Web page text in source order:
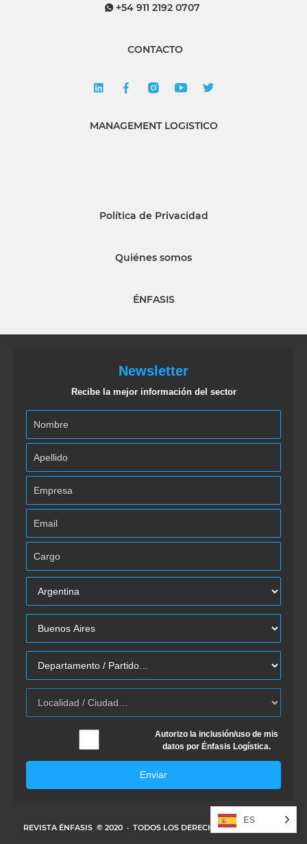
+54 911 2192 0707
CONTACTO
MANAGEMENT LOGISTICO
Política de Privacidad
Quiénes somos
ÉNFASIS
Newsletter
Recibe la mejor información del sector
Autorizo la inclusión/uso de mis
datos por Énfasis Logística.
Enviar
REVISTA ÉNFASIS © 2020 · TODOS LOS DERECHOS RESERVADOS
ES